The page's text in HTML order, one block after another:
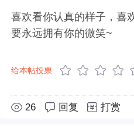
喜欢看你认真的样子，喜
要永远拥有你的微笑~
给本帖投票
26 回复 打赏